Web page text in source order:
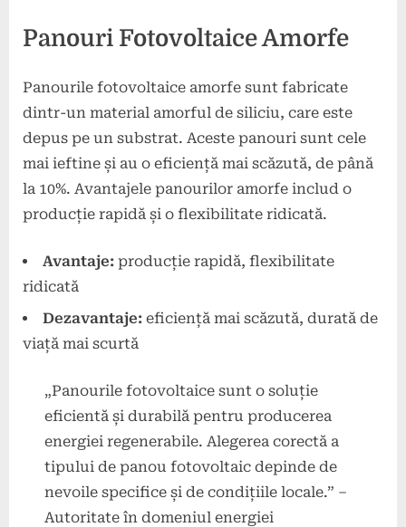
Panouri Fotovoltaice Amorfe
Panourile fotovoltaice amorfe sunt fabricate
dintr-un material amorful de siliciu, care este
depus pe un substrat. Aceste panouri sunt cele
mai ieftine și au o eficiență mai scăzută, de până
la 10%. Avantajele panourilor amorfe includ o
producție rapidă și o flexibilitate ridicată.
Avantaje: producție rapidă, flexibilitate
ridicată
Dezavantaje: eficiență mai scăzută, durată de
viață mai scurtă
„Panourile fotovoltaice sunt o soluție
eficientă și durabilă pentru producerea
energiei regenerabile. Alegerea corectă a
tipului de panou fotovoltaic depinde de
nevoile specifice și de condițiile locale.” –
Autoritate în domeniul energiei